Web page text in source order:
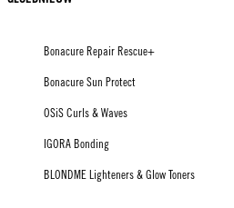
Bonacure Repair Rescue+
Bonacure Sun Protect
OSiS Curls & Waves
IGORA Bonding
BLONDME Lighteners & Glow Toners